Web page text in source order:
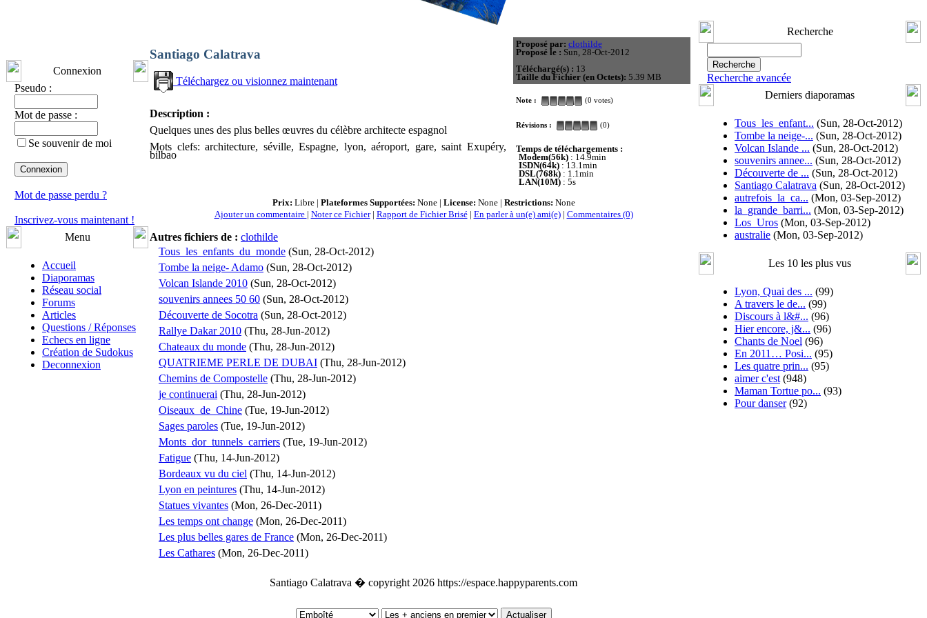
Connexion
Pseudo :
Mot de passe :
Se souvenir de moi
Mot de passe perdu ?
Inscrivez-vous maintenant !
Menu
Accueil
Diaporamas
Réseau social
Forums
Articles
Questions / Réponses
Echecs en ligne
Création de Sudokus
Deconnexion
Santiago Calatrava
Téléchargez ou visionnez maintenant
Description :
Quelques unes des plus belles œuvres du célèbre architecte espagnol
Mots clefs: architecture, séville, Espagne, lyon, aéroport, gare, saint Exupéry,
bilbao
Proposé par: clothilde
Proposé le : Sun, 28-Oct-2012
Téléchargé(s) : 13
Taille du Fichier (en Octets): 5.39 MB
Note : (0 votes)
Révisions : (0)
Temps de téléchargements :
Modem(56k) : 14.9min
ISDN(64k) : 13.1min
DSL(768k) : 1.1min
LAN(10M) : 5s
Prix: Libre | Plateformes Supportées: None | License: None | Restrictions: None
Ajouter un commentaire | Noter ce Fichier| Rapport de Fichier Brisé| En parler à un(e) ami(e)| Commentaires (0)
Autres fichiers de : clothilde
Tous_les_enfants_du_monde (Sun, 28-Oct-2012)
Tombe la neige- Adamo (Sun, 28-Oct-2012)
Volcan Islande 2010 (Sun, 28-Oct-2012)
souvenirs annees 50 60 (Sun, 28-Oct-2012)
Découverte de Socotra (Sun, 28-Oct-2012)
Rallye Dakar 2010 (Thu, 28-Jun-2012)
Chateaux du monde (Thu, 28-Jun-2012)
QUATRIEME PERLE DE DUBAI (Thu, 28-Jun-2012)
Chemins de Compostelle (Thu, 28-Jun-2012)
je continuerai (Thu, 28-Jun-2012)
Oiseaux_de_Chine (Tue, 19-Jun-2012)
Sages paroles (Tue, 19-Jun-2012)
Monts_dor_tunnels_carriers (Tue, 19-Jun-2012)
Fatigue (Thu, 14-Jun-2012)
Bordeaux vu du ciel (Thu, 14-Jun-2012)
Lyon en peintures (Thu, 14-Jun-2012)
Statues vivantes (Mon, 26-Dec-2011)
Les temps ont change (Mon, 26-Dec-2011)
Les plus belles gares de France (Mon, 26-Dec-2011)
Les Cathares (Mon, 26-Dec-2011)
Santiago Calatrava � copyright 2026 https://espace.happyparents.com
Recherche
Recherche avancée
Derniers diaporamas
Tous_les_enfant... (Sun, 28-Oct-2012)
Tombe la neige-... (Sun, 28-Oct-2012)
Volcan Islande ... (Sun, 28-Oct-2012)
souvenirs annee... (Sun, 28-Oct-2012)
Découverte de ... (Sun, 28-Oct-2012)
Santiago Calatrava (Sun, 28-Oct-2012)
autrefois_la_ca... (Mon, 03-Sep-2012)
la_grande_barri... (Mon, 03-Sep-2012)
Los_Uros (Mon, 03-Sep-2012)
australie (Mon, 03-Sep-2012)
Les 10 les plus vus
Lyon, Quai des ... (99)
A travers le de... (99)
Discours à l&#... (96)
Hier encore, j&... (96)
Chants de Noel (96)
En 2011… Posi... (95)
Les quatre prin... (95)
aimer c'est (948)
Maman Tortue po... (93)
Pour danser(92)